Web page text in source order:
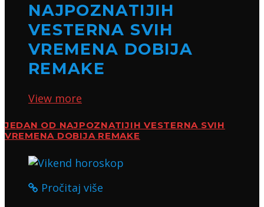
NAJPOZNATIJIH
VESTERNA SVIH
VREMENA DOBIJA
REMAKE
View more
JEDAN OD NAJPOZNATIJIH VESTERNA SVIH
VREMENA DOBIJA REMAKE
Pročitaj više